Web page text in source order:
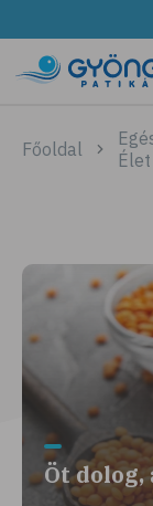
Főoldal
Élet
Öt dolog,